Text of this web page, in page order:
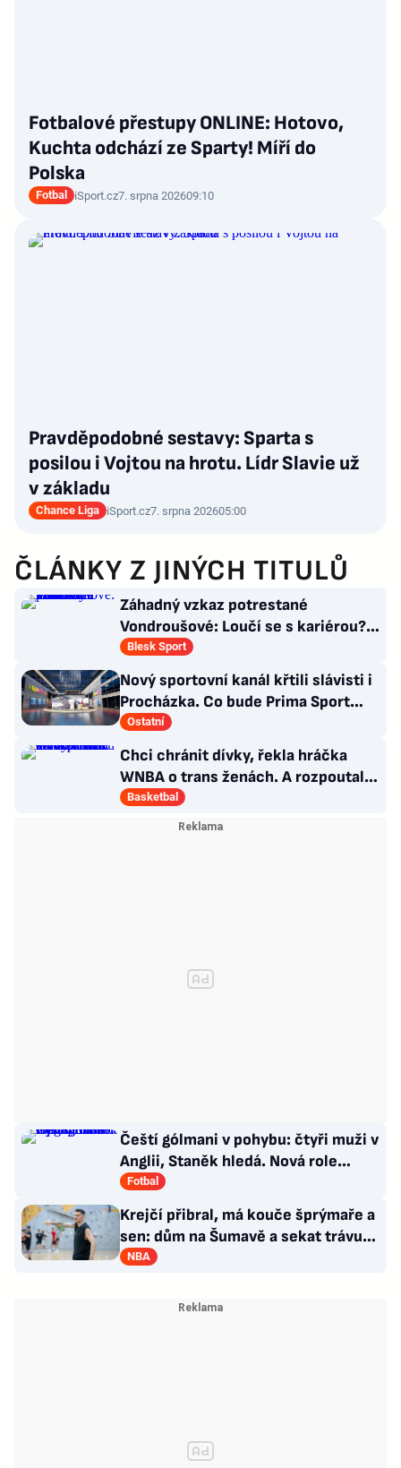
Fotbalové přestupy ONLINE: Hotovo,
Kuchta odchází ze Sparty! Míří do
Polska
Fotbal iSport.cz7. srpna 202609:10
Pravděpodobné sestavy: Sparta s
posilou i Vojtou na hrotu. Lídr Slavie už
v základu
Chance Liga iSport.cz7. srpna 202605:00
ČLÁNKY Z JINÝCH TITULŮ
Záhadný vzkaz potrestané
Vondroušové: Loučí se s kariérou?!
Zaskočení fanoušci
Blesk Sport
Nový sportovní kanál křtili slávisti i
Procházka. Co bude Prima Sport
vysílat?
Ostatní
Chci chránit dívky, řekla hráčka
WNBA o trans ženách. A rozpoutala
kulturní válku
Basketbal
Čeští gólmani v pohybu: čtyři muži v
Anglii, Staněk hledá. Nová role
Kinského
Fotbal
Krejčí přibral, má kouče šprýmaře a
sen: dům na Šumavě a sekat trávu
jako Forrest Gump
NBA